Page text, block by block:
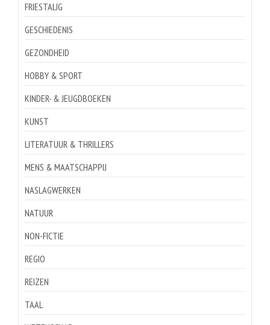
FRIESTALIG
GESCHIEDENIS
GEZONDHEID
HOBBY & SPORT
KINDER- & JEUGDBOEKEN
KUNST
LITERATUUR & THRILLERS
MENS & MAATSCHAPPIJ
NASLAGWERKEN
NATUUR
NON-FICTIE
REGIO
REIZEN
TAAL